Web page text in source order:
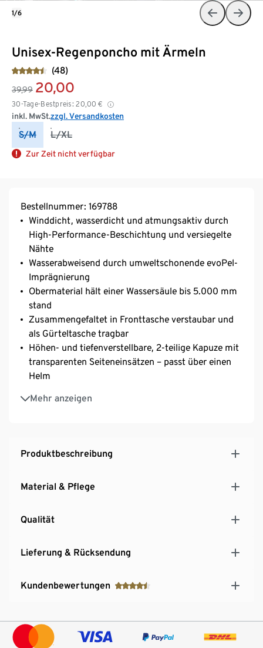
Unisex-Regenponcho mit Ärmeln
(48)
39,99 20,00
30-Tage-Bestpreis: 20,00 €
inkl. MwSt.zzgl. Versandkosten
S/M L/XL
Zur Zeit nicht verfügbar
1/6
Bestellnummer: 169788
Winddicht, wasserdicht und atmungsaktiv durch
High-Performance-Beschichtung und versiegelte
Nähte
Wasserabweisend durch umweltschonende evoPel-
Imprägnierung
Obermaterial hält einer Wassersäule bis 5.000 mm
stand
Zusammengefaltet in Fronttasche verstaubar und
als Gürteltasche tragbar
Höhen- und tiefenverstellbare, 2-teilige Kapuze mit
transparenten Seiteneinsätzen – passt über einen
Helm
Mehr anzeigen
Raglanärmel mit verstellbarem Ärmelabschluss
durch Klettverschluss
2 Seitennaht-Taschen mit Innentasche
Produktbeschreibung
Material & Pflege
Qualität
Lieferung & Rücksendung
Kundenbewertungen